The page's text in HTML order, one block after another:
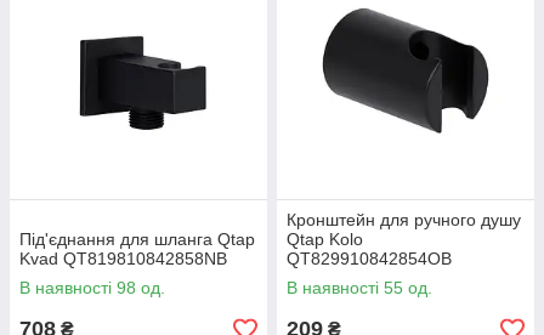
Під'єднання для шланга Qtap
Kvad QT819810842858NB
В наявності 98 од.
708 ₴
Кронштейн для ручного душу
Qtap Kolo
QT829910842854OB
В наявності 55 од.
209 ₴